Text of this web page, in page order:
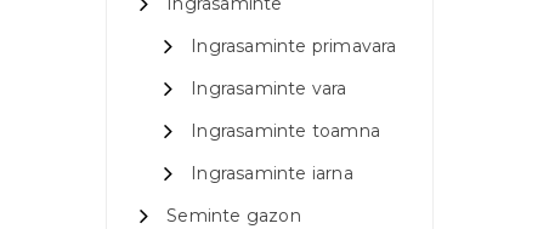
Ingrasaminte primavara
Ingrasaminte vara
Ingrasaminte toamna
Ingrasaminte iarna
Seminte gazon